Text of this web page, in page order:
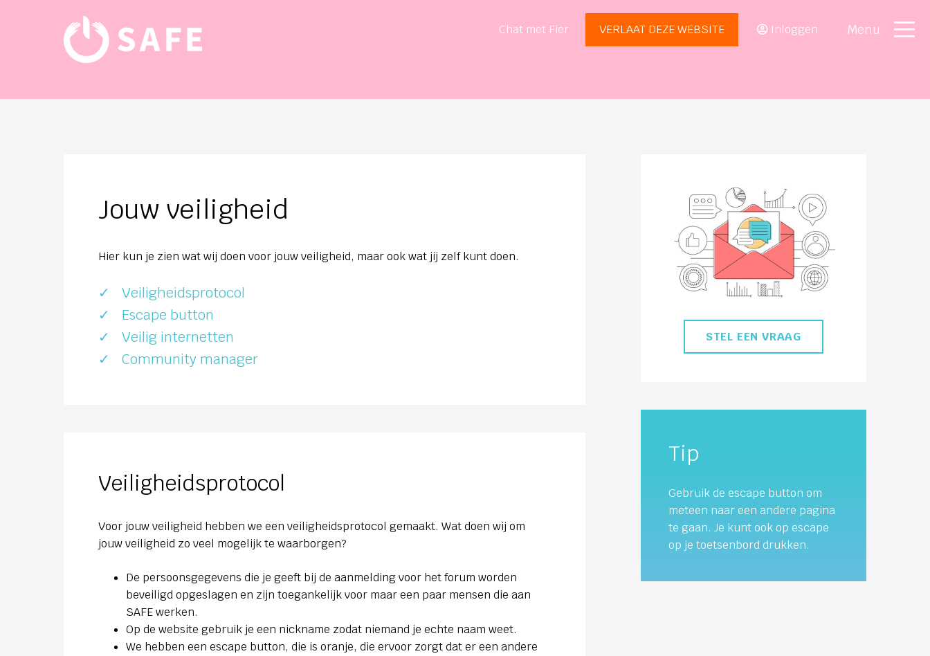
Chat met Fier VERLAAT DEZE WEBSITE Inloggen Menu
Jouw veiligheid
Hier kun je zien wat wij doen voor jouw veiligheid, maar ook wat jij zelf kunt doen.
Veiligheidsprotocol
Escape button
Veilig internetten
Community manager
Veiligheidsprotocol
Voor jouw veiligheid hebben we een veiligheidsprotocol gemaakt. Wat doen wij om
jouw veiligheid zo veel mogelijk te waarborgen?
De persoonsgegevens die je geeft bij de aanmelding voor het forum worden
beveiligd opgeslagen en zijn toegankelijk voor maar een paar mensen die aan
SAFE werken.
Op de website gebruik je een nickname zodat niemand je echte naam weet.
We hebben een escape button, die is oranje, die ervoor zorgt dat er een andere
STEL EEN VRAAG
Tip
Gebruik de escape button om
meteen naar een andere pagina
te gaan. Je kunt ook op escape
op je toetsenbord drukken.